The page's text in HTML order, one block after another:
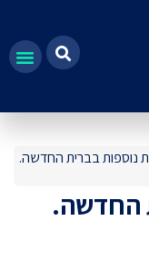
נוספות בברית החדשה.
החדשה.